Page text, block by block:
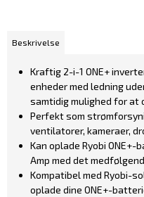
Beskrivelse
Kraftig 2-i-1 ONE+
enheder med ledning
samtidig mulighed for at
Perfekt som
ventilatorer, kameraer,
Kan oplade Ryobi ONE+-
Amp med det
Kompatibel med Ryobi-
oplade dine ONE+-